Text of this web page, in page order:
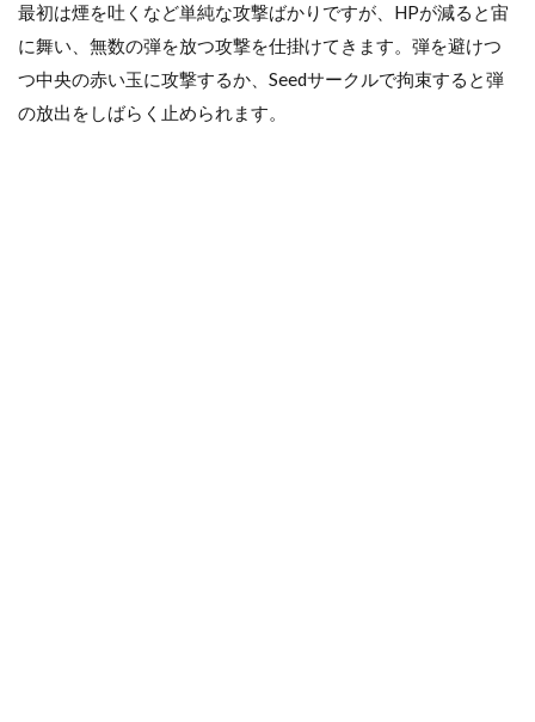
最初は煙を吐くなど単純な攻撃ばかりですが、HPが減ると宙
に舞い、無数の弾を放つ攻撃を仕掛けてきます。弾を避けつ
つ中央の赤い玉に攻撃するか、Seedサークルで拘束すると弾
の放出をしばらく止められます。